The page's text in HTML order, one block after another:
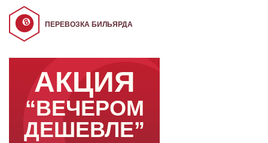
ПЕРЕВОЗКА БИЛЬЯРДА
АКЦИЯ
“ВЕЧЕРОМ
ДЕШЕВЛЕ”